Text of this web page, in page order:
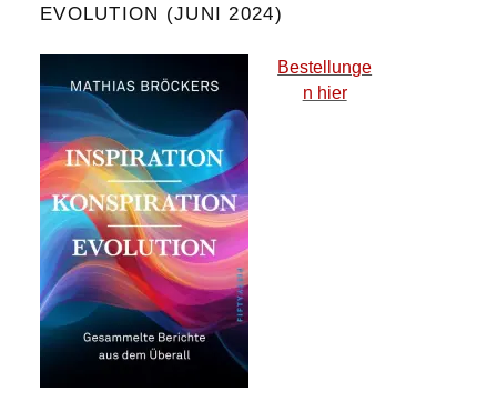
EVOLUTION (JUNI 2024)
Bestellunge
n hier